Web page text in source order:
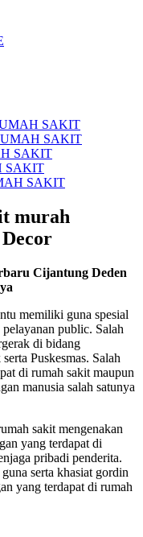
SAKIT
SAKIT
SAKIT
SAKIT
SAKIT
murah
Cijantung Deden
memiliki guna spesial
public. Salah
di bidang
Puskesmas. Salah
di rumah sakit maupun
manusia salah satunya
sakit mengenakan
yang terdapat di
pribadi penderita.
serta khasiat gordin
yang terdapat di rumah